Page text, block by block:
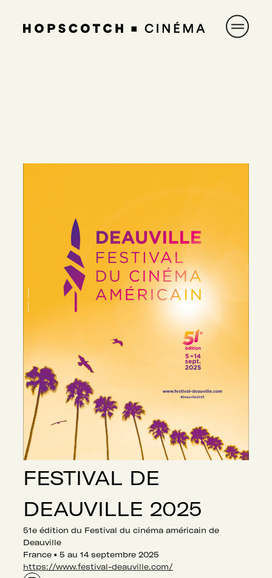
FESTIVAL DE
DEAUVILLE 2025
51e édition du Festival du cinéma américain de
Deauville
France ▪ 5 au 14 septembre 2025
https://www.festival-deauville.com/